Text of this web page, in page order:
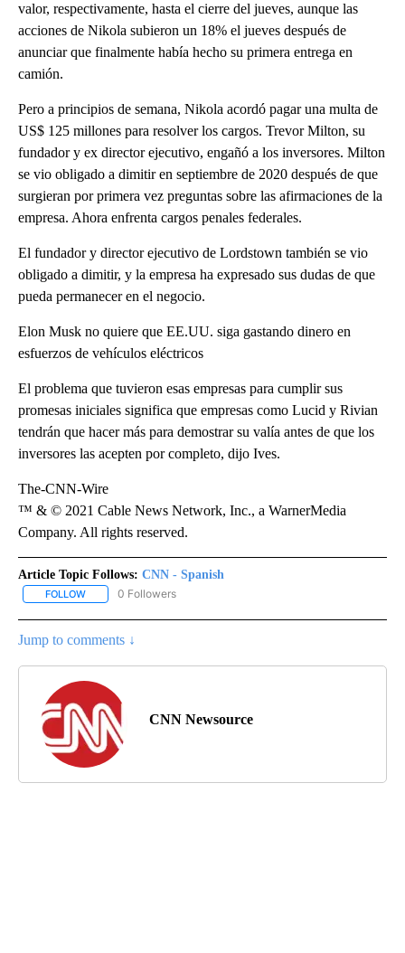
valor, respectivamente, hasta el cierre del jueves, aunque las
acciones de Nikola subieron un 18% el jueves después de
anunciar que finalmente había hecho su primera entrega en
camión.
Pero a principios de semana, Nikola acordó pagar una multa de
US$ 125 millones para resolver los cargos. Trevor Milton, su
fundador y ex director ejecutivo, engañó a los inversores. Milton
se vio obligado a dimitir en septiembre de 2020 después de que
surgieran por primera vez preguntas sobre las afirmaciones de la
empresa. Ahora enfrenta cargos penales federales.
El fundador y director ejecutivo de Lordstown también se vio
obligado a dimitir, y la empresa ha expresado sus dudas de que
pueda permanecer en el negocio.
Elon Musk no quiere que EE.UU. siga gastando dinero en
esfuerzos de vehículos eléctricos
El problema que tuvieron esas empresas para cumplir sus
promesas iniciales significa que empresas como Lucid y Rivian
tendrán que hacer más para demostrar su valía antes de que los
inversores las acepten por completo, dijo Ives.
The-CNN-Wire
™ & © 2021 Cable News Network, Inc., a WarnerMedia
Company. All rights reserved.
Article Topic Follows: CNN - Spanish
FOLLOW FOLLOW "CNN - SPANISH" TO RECEIVE NOTIFICATIONS ABOUT
0 Followers
Jump to comments ↓
CNN Newsource